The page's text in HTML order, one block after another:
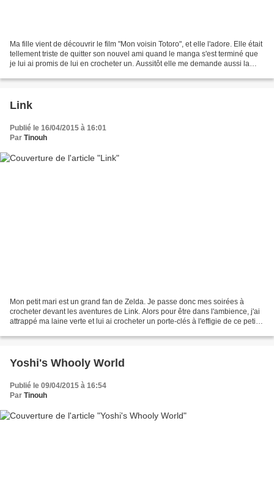
Ma fille vient de découvrir le film "Mon voisin Totoro", et elle l'adore. Elle était
tellement triste de quitter son nouvel ami quand le manga s'est terminé que
je lui ai promis de lui en crocheter un. Aussitôt elle me demande aussi la
Link
Publié le 16/04/2015 à 16:01
Par Tinouh
Mon petit mari est un grand fan de Zelda. Je passe donc mes soirées à
crocheter devant les aventures de Link. Alors pour être dans l'ambience, j'ai
attrappé ma laine verte et lui ai crocheter un porte-clés à l'effigie de ce petit
Yoshi's Whooly World
Publié le 09/04/2015 à 16:54
Par Tinouh